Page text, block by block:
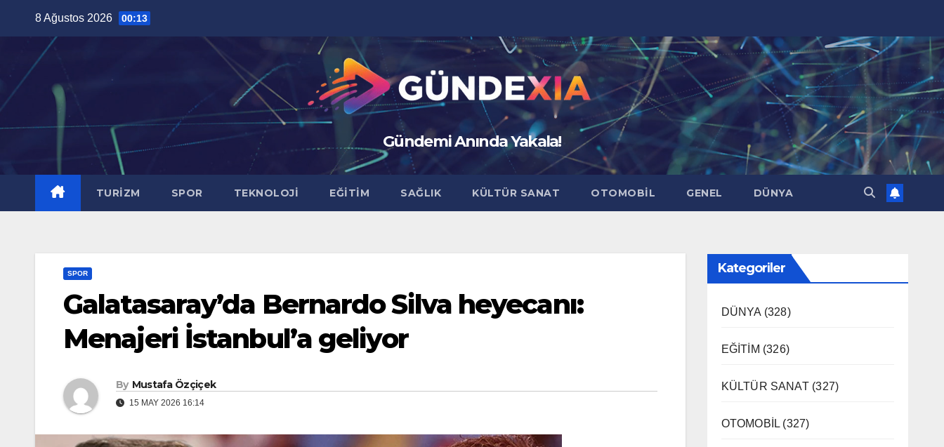
8 Ağustos 2026 00:13
Gündemi Anında Yakala!
TURİZM SPOR TEKNOLOJİ EĞİTİM SAĞLIK KÜLTÜR SANAT OTOMOBİL GENEL DÜNYA
SPOR
Galatasaray’da Bernardo Silva heyecanı:
Menajeri İstanbul’a geliyor
By Mustafa Özçiçek
15 MAY 2026 16:14
Kategoriler
DÜNYA (328)
EĞİTİM (326)
KÜLTÜR SANAT(327)
OTOMOBİL (327)